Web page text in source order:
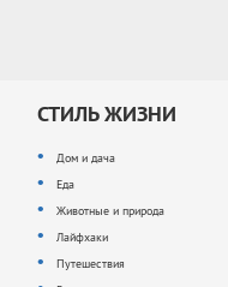
СТИЛЬ ЖИЗНИ
Дом и дача
Еда
Животные и природа
Лайфхаки
Путешествия